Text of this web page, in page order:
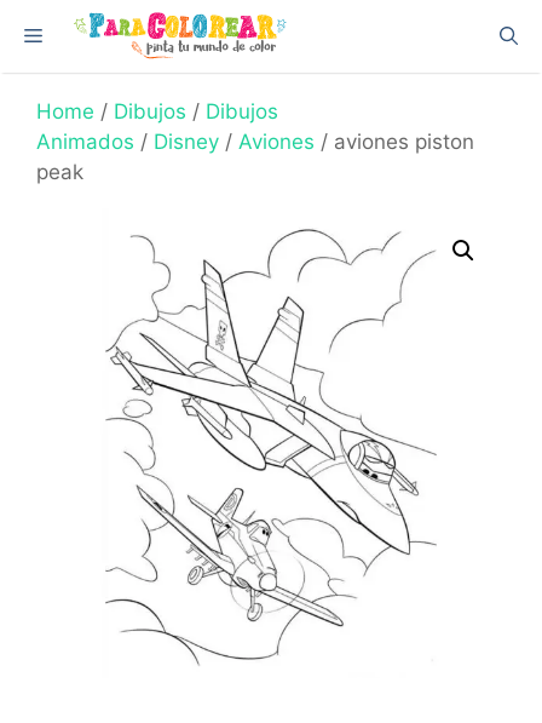
content
Menu
Home / Dibujos / Dibujos
Animados / Disney / Aviones / aviones piston
peak